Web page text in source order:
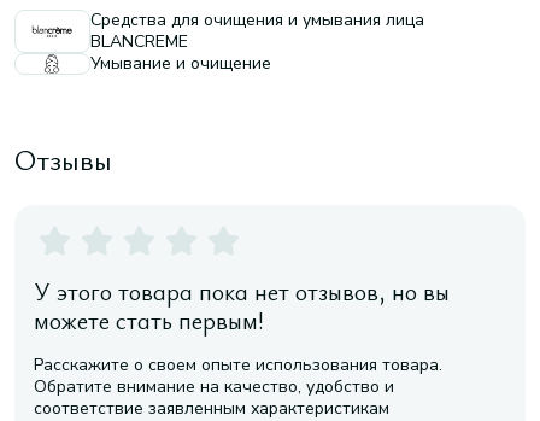
Средства для очищения и умывания лица
BLANCREME
Умывание и очищение
Отзывы
У этого товара пока нет отзывов, но вы
можете стать первым!
Расскажите о своем опыте использования товара.
Обратите внимание на качество, удобство и
соответствие заявленным характеристикам